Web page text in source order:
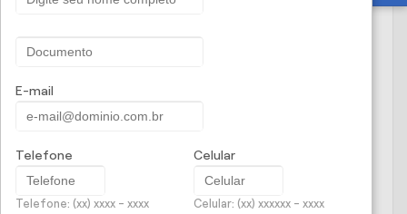
Nome
E-mail
E-mail
Telefone
Telefone: (xx) xxxx - xxxx
Celular
Celular: (xx) xxxxxx - xxxx